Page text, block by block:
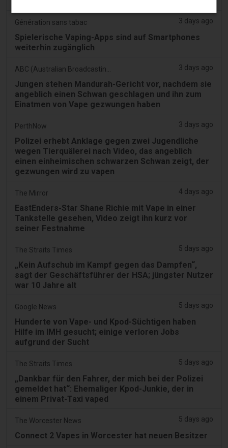
Génération sans tabac 3 days ago
Spielerische Vaping-Apps sind auf Smartphones
weiterhin zugänglich
3 days ago
Jungen stehen Mandurah-Gericht vor, nachdem sie
angeblich einen Schwan geschlagen und ihn zum
Einatmen von Vape gezwungen haben
PerthNow 3 days ago
Polizei erhebt Anklage gegen zwei Jugendliche
wegen Tierquälerei nach Video, das angeblich
einen einheimischen schwarzen Schwan zeigt, der
gezwungen wird zu vapen
The Mirror 4 days ago
EastEnders-Star Shane Richie mit Vape in einer
Tankstelle gesehen, Video zeigt ihn kurz vor
seiner Festnahme
The Straits Times 5 days ago
„Kein Aufschub im Kampf gegen das Dampfen“,
sagt der Geschäftsführer der HSA; jüngster Nutzer
war 10 Jahre alt
Google News 5 days ago
Hunderte von Vape- und Kpod-Süchtigen haben
Hilfe im IMH gesucht; einige verloren Jobs
aufgrund der Sucht
The Straits Times 5 days ago
„Dankbar für den Fahrer, der mich bei der Polizei
gemeldet hat“: Ehemaliger Kpod-Junkie, der in
einem Privat-Taxi vaped
The Worcester News 5 days ago
Connect 2 Vapes in Worcester hat neuen Besitzer